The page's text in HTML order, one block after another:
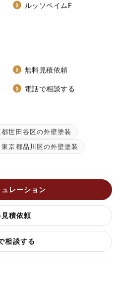
ルッソペイムF
無料見積依頼
電話で相談する
都世田谷区の外壁塗装
東京都品川区の外壁塗装
レーション
積依頼
相談する